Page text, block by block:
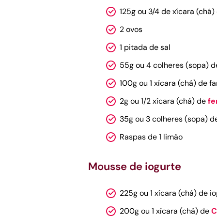
125g ou 3/4 de xícara
2 ovos
1 pitada de sal
55g ou 4 colheres (sopa)
100g ou 1 xícara (chá) de
2g ou 1/2 xícara (chá) de
35g ou 3 colheres (sopa)
Raspas de 1 limão
Mousse de iogurte
225g ou 1 xícara (chá) de
200g ou 1 xícara (chá) de